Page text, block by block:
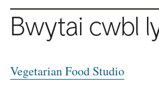
Bwytai cwbl
Vegetarian Food Studio